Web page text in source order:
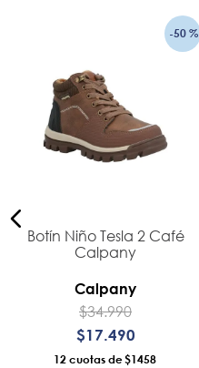
-50 %
Botín Niño Tesla 2 Café
Calpany
Calpany
$34.990
$17.490
12 $1458